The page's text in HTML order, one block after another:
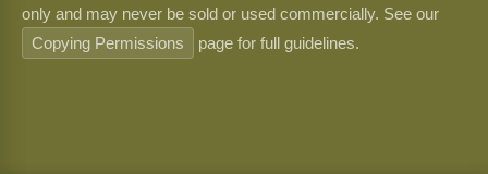
only and may never be sold or used commercially. See our
Copying Permissions
page for full guidelines.